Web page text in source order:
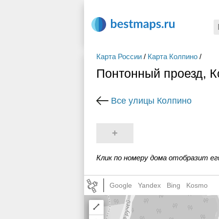
Карта России / Карта Колпино /
Понтонный проезд,
Все улицы Колпино
+
Клик по номеру дома отобразит
Google Yandex Bing Kosmo
Draw